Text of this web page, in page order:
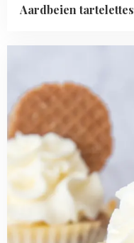
Aardbeien tartelettes
about
Mini
stroopwafel
cheesecakes